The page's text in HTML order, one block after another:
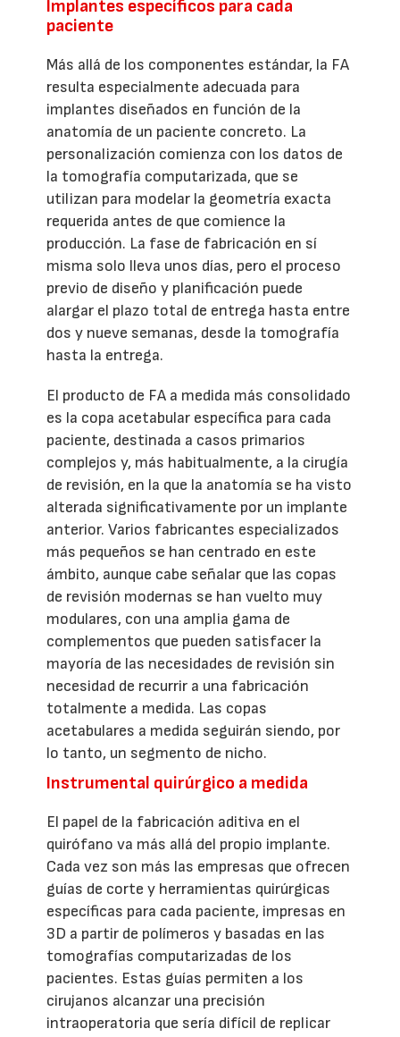
Implantes específicos para cada
paciente
Más allá de los componentes estándar, la FA
resulta especialmente adecuada para
implantes diseñados en función de la
anatomía de un paciente concreto. La
personalización comienza con los datos de
la tomografía computarizada, que se
utilizan para modelar la geometría exacta
requerida antes de que comience la
producción. La fase de fabricación en sí
misma solo lleva unos días, pero el proceso
previo de diseño y planificación puede
alargar el plazo total de entrega hasta entre
dos y nueve semanas, desde la tomografía
hasta la entrega.
El producto de FA a medida más consolidado
es la copa acetabular específica para cada
paciente, destinada a casos primarios
complejos y, más habitualmente, a la cirugía
de revisión, en la que la anatomía se ha visto
alterada significativamente por un implante
anterior. Varios fabricantes especializados
más pequeños se han centrado en este
ámbito, aunque cabe señalar que las copas
de revisión modernas se han vuelto muy
modulares, con una amplia gama de
complementos que pueden satisfacer la
mayoría de las necesidades de revisión sin
necesidad de recurrir a una fabricación
totalmente a medida. Las copas
acetabulares a medida seguirán siendo, por
lo tanto, un segmento de nicho.
Instrumental quirúrgico a medida
El papel de la fabricación aditiva en el
quirófano va más allá del propio implante.
Cada vez son más las empresas que ofrecen
guías de corte y herramientas quirúrgicas
específicas para cada paciente, impresas en
3D a partir de polímeros y basadas en las
tomografías computarizadas de los
pacientes. Estas guías permiten a los
cirujanos alcanzar una precisión
intraoperatoria que sería difícil de replicar